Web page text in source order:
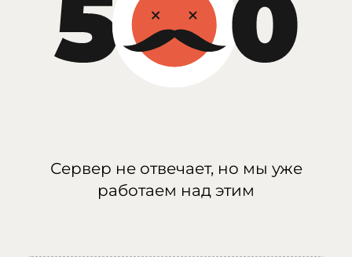
Сервер не отвечает, но мы уже
работаем над этим